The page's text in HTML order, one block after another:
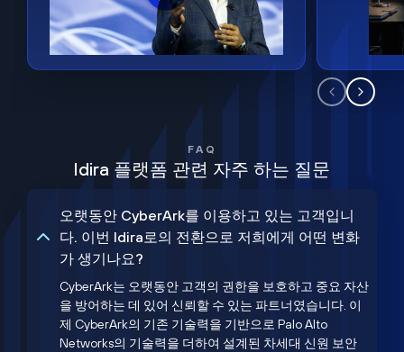
FAQ
Idira 플랫폼 관련 자주 하는 질문
오랫동안 CyberArk를 이용하고 있는 고객입니
다. 이번 Idira로의 전환으로 저희에게 어떤 변화
가 생기나요?
CyberArk는 오랫동안 고객의 권한을 보호하고 중요 자산
을 방어하는 데 있어 신뢰할 수 있는 파트너였습니다. 이
제 CyberArk의 기존 기술력을 기반으로 Palo Alto
Networks의 기술력을 더하여 설계된 차세대 신원 보안